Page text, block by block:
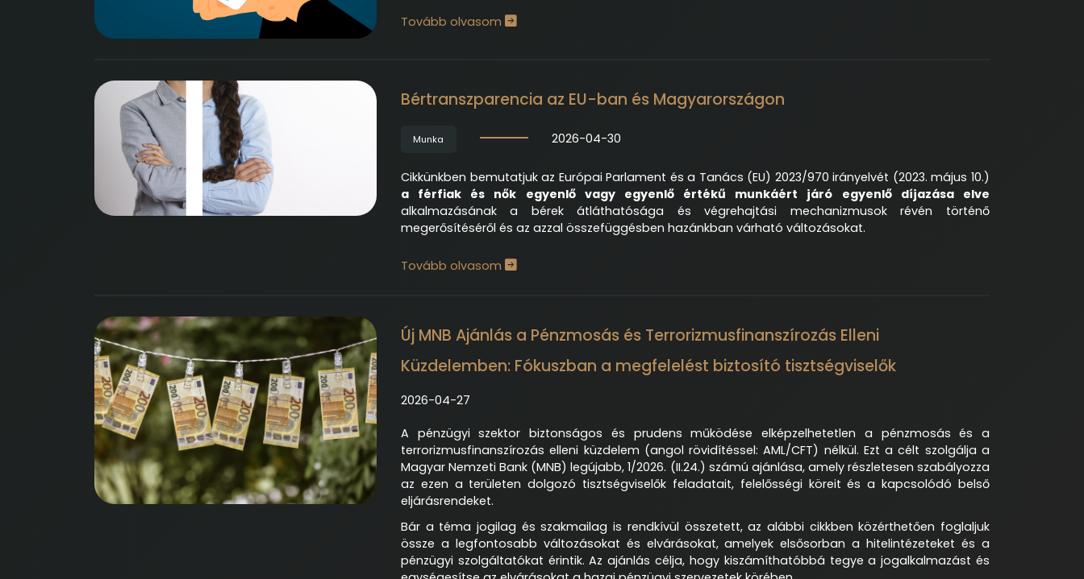
Tovább olvasom
Bértranszparencia az EU-ban és Magyarországon
Munka 2026-04-30
Cikkünkben bemutatjuk az Európai Parlament és a Tanács (EU) 2023/970 irányelvét (2023. május 10.)
a férfiak és nők egyenlő vagy egyenlő értékű munkáért járó egyenlő díjazása elve
alkalmazásának a bérek átláthatósága és végrehajtási mechanizmusok révén történő
megerősítéséről és az azzal összefüggésben hazánkban várható változásokat.
Tovább olvasom
Új MNB Ajánlás a Pénzmosás és Terrorizmusfinanszírozás Elleni
Küzdelemben: Fókuszban a megfelelést biztosító tisztségviselők
2026-04-27
A pénzügyi szektor biztonságos és prudens működése elképzelhetetlen a pénzmosás és a
terrorizmusfinanszírozás elleni küzdelem (angol rövidítéssel: AML/CFT) nélkül. Ezt a célt szolgálja a
Magyar Nemzeti Bank (MNB) legújabb, 1/2026. (II.24.) számú ajánlása, amely részletesen szabályozza
az ezen a területen dolgozó tisztségviselők feladatait, felelősségi köreit és a kapcsolódó belső
eljárásrendeket.
Bár a téma jogilag és szakmailag is rendkívül összetett, az alábbi cikkben közérthetően foglaljuk
össze a legfontosabb változásokat és elvárásokat, amelyek elsősorban a hitelintézeteket és a
pénzügyi szolgáltatókat érintik. Az ajánlás célja, hogy kiszámíthatóbbá tegye a jogalkalmazást és